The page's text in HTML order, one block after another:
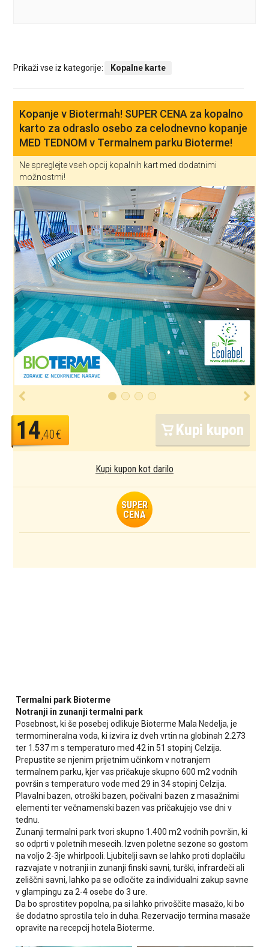
Prikaži vse iz kategorije: Kopalne karte
Kopanje v Biotermah! SUPER CENA za kopalno
karto za odraslo osebo za celodnevno kopanje
MED TEDNOM v Termalnem parku Bioterme!
Ne spreglejte vseh opcij kopalnih kart med dodatnimi
možnostmi!
14,40€ Kupi kupon
Kupi kupon kot darilo
SUPER
CENA
Termalni park Bioterme
Notranji in zunanji termalni park
Posebnost, ki še posebej odlikuje Bioterme Mala Nedelja, je
termomineralna voda, ki izvira iz dveh vrtin na globinah 2.273
ter 1.537 m s temperaturo med 42 in 51 stopinj Celzija.
Prepustite se njenim prijetnim učinkom v notranjem
termalnem parku, kjer vas pričakuje skupno 600 m2 vodnih
površin s temperaturo vode med 29 in 34 stopinj Celzija.
Plavalni bazen, otroški bazen, počivalni bazen z masažnimi
elementi ter večnamenski bazen vas pričakujejo vse dni v
tednu.
Zunanji termalni park tvori skupno 1.400 m2 vodnih površin, ki
so odprti v poletnih mesecih. Izven poletne sezone so gostom
na voljo 2-3je whirlpooli. Ljubitelji savn se lahko proti doplačilu
razvajate v notranji in zunanji finski savni, turški, infrardeči ali
zeliščni savni, lahko pa se odločite za individualni zakup savne
v glampingu za 2-4 osebe do 3 ure.
Da bo sprostitev popolna, pa si lahko privoščite masažo, ki bo
še dodatno sprostila telo in duha. Rezervacijo termina masaže
opravite na recepcij hotela Bioterme.